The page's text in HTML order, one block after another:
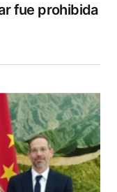
fue prohibida